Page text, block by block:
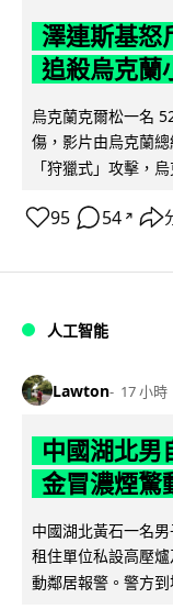
澤連斯基怒
追殺烏克蘭
烏克蘭克爾松一名
傷，影片由烏克蘭
「狩獵式」攻擊，
95 54 ↗
人工智能
Lawton 17 小時
中國湖北男
金冒濃煙驚
中國湖北黃石一名
租住單位私設高壓
動鄰居報警。警方